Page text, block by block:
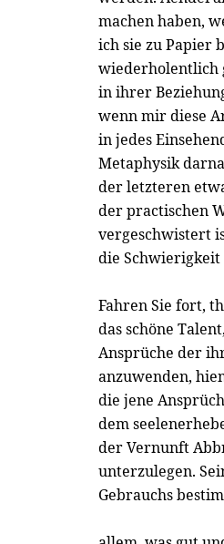
machen haben,
ich sie zu Papier
wiederholentlich
in ihrer
wenn mir diese
in jedes
Metaphysik
der letzteren
der practischen
vergeschwistert
die Schwierigkeit
Fahren Sie fort,
das schöne
Ansprüche der
anzuwenden,
die jene
dem
der Vernunft
unterzulegen.
Gebrauchs